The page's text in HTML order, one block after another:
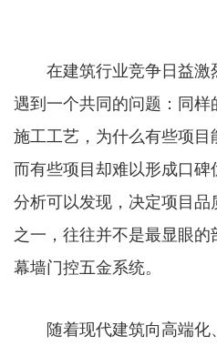
在建筑行业竞争日益激
遇到一个共同的问题：同
施工工艺，为什么有些项目
而有些项目却难以形成口碑
分析可以发现，决定项目
之一，往往并不是最显眼
幕墙门控五金系统。
随着现代建筑向高端化